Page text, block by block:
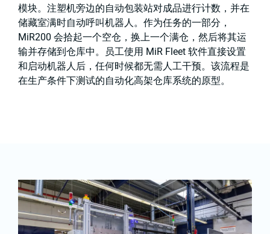
模块。注塑机旁边的自动包装站对成品进行计数，并在
储藏室满时自动呼叫机器人。作为任务的一部分，
MiR200 会拾起一个空仓，换上一个满仓，然后将其运
输并存储到仓库中。员工使用 MiR Fleet 软件直接设置
和启动机器人后，任何时候都无需人工干预。该流程是
在生产条件下测试的自动化高架仓库系统的原型。